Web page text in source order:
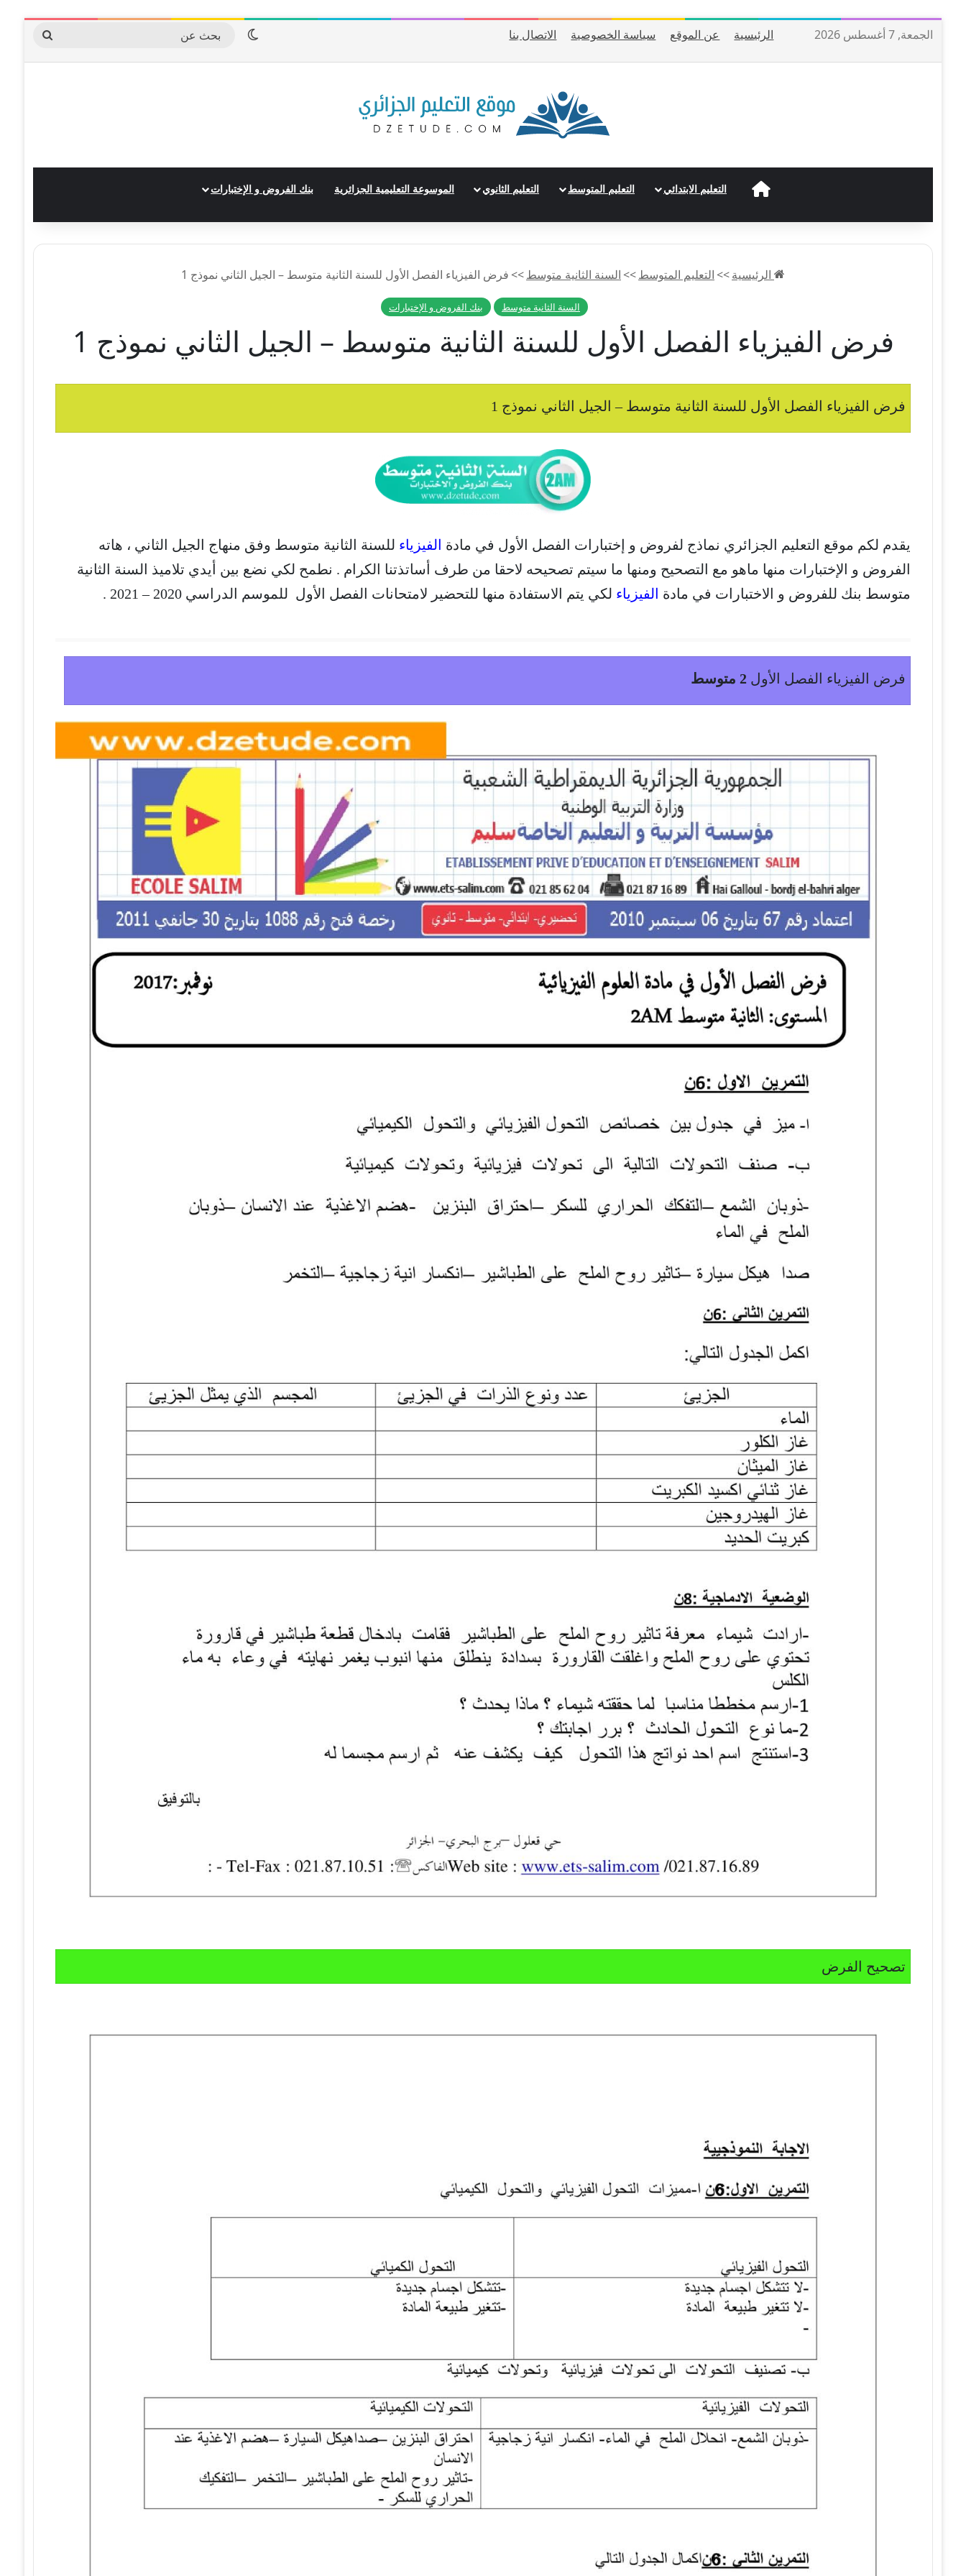
الجمعة, 7 أغسطس 2026 الرئيسية عن الموقع سياسة الخصوصية الاتصال بنا الوضع المظلم
بحث
عن
الرئيسيةالتعليم الابتدائي التعليم المتوسط التعليم الثانوي الموسوعة التعليمية الجزائرية بنك الفروض و الإختبارات
الرئيسية>>التعليم المتوسط>>السنة الثانية متوسط>>فرض الفيزياء الفصل الأول للسنة الثانية متوسط – الجيل الثاني نموذج 1
السنة الثانية متوسط بنك الفروض و الإختبارات
فرض الفيزياء الفصل الأول للسنة الثانية متوسط – الجيل الثاني نموذج 1
فرض الفيزياء الفصل الأول للسنة الثانية متوسط – الجيل الثاني نموذج 1
يقدم لكم موقع التعليم الجزائري نماذج لفروض و إختبارات الفصل الأول في مادة الفيزياء للسنة الثانية متوسط وفق منهاج الجيل الثاني ، هاته
الفروض و الإختبارات منها ماهو مع التصحيح ومنها ما سيتم تصحيحه لاحقا من طرف أساتذتنا الكرام . نطمح لكي نضع بين أيدي تلاميذ السنة الثانية
متوسط بنك للفروض و الاختبارات في مادة الفيزياء لكي يتم الاستفادة منها للتحضير لامتحانات الفصل الأول للموسم الدراسي 2020 – 2021 .
فرض الفيزياء الفصل الأول 2 متوسط
تصحيح الفرض